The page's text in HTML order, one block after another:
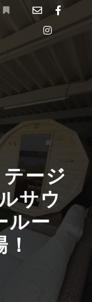
ージ
サウ
ルー